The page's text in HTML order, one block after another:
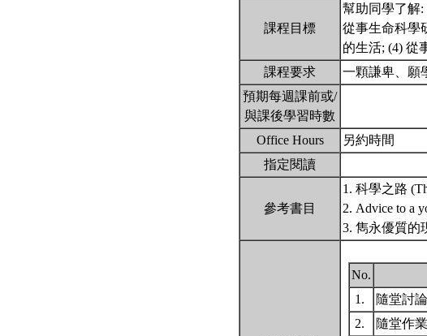
課程目標
幫助同學了解
從事生命科學
的生活; (4) 從
課程要求
一顆謙卑、願
預期每週課前或/
與課後學習時數
Office Hours
另約時間
指定閱讀
參考書目
1. 科學之路
2. Advice to a
3. 雋永優質的
No.
1.
隨堂討論
2.
隨堂作業